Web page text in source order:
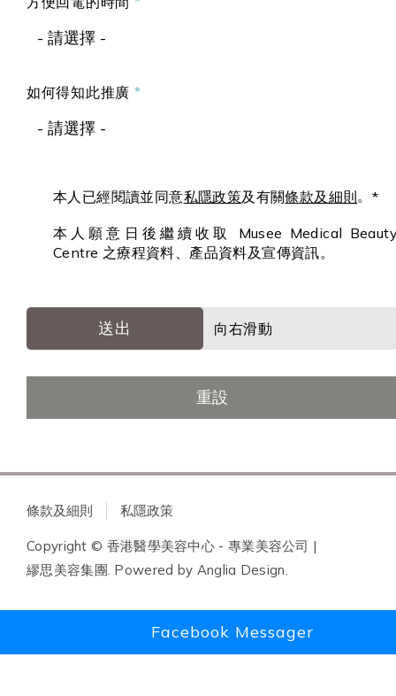
- 請選擇 -
如何得知此推廣
- 請選擇 -
本人已經閱讀並同意私隱政策及有關條款及細則。 *
本人願意日後繼續收取 Musee Medical
Centre 之療程資料、產品資料及宣傳資訊。
送出 向右滑動
重設
條款及細則 私隱政策
Copyright © 香港醫學美容中心 - 專業美容公司 |
繆思美容集團. Powered by Anglia Design.
Facebook Messager